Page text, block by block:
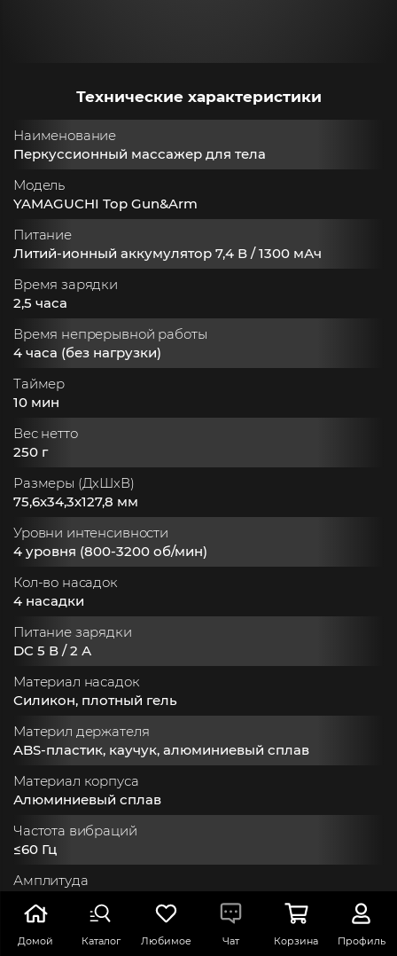
Домой Каталог Любимое Чат Корзина Профиль
Технические характеристики
Наименование
Перкуссионный массажер для тела
Модель
YAMAGUCHI Top Gun&Arm
Питание
Литий-ионный аккумулятор 7,4 В / 1300 мАч
Время зарядки
2,5 часа
Время непрерывной работы
4 часа (без нагрузки)
Таймер
10 мин
Вес нетто
250 г
Размеры (ДхШхВ)
75,6х34,3х127,8 мм
Уровни интенсивности
4 уровня (800-3200 об/мин)
Кол-во насадок
4 насадки
Питание зарядки
DC 5 В / 2 А
Материал насадок
Cиликон, плотный гель
Материл держателя
ABS-пластик, каучук, алюминиевый сплав
Материал корпуса
Алюминиевый сплав
Частота вибраций
≤60 Гц
Амплитуда
800-3200 об/мин